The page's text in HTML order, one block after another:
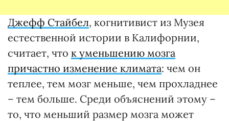
Джефф Стайбел, когнитивист из Музея
естественной истории в Калифорнии,
считает, что к уменьшению мозга
причастно изменение климата: чем он
теплее, тем мозг меньше, чем прохладнее
– тем больше. Среди объяснений этому –
то, что меньший размер мозга может